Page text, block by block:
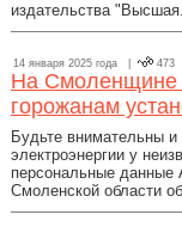
издательства
14 января 2025 года | 473
На Смоленщине
горожанам
Будьте внимательны
электроэнергии у
персональные данные
Смоленской области